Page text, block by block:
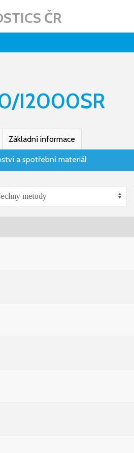
ČR
I2000SR
Základní informace
a spotřební materiál